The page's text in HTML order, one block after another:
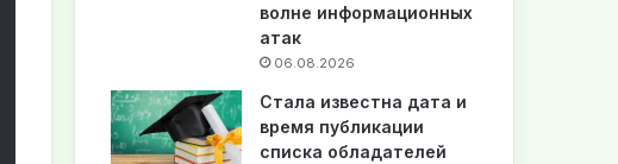
волне информационных
атак
06.08.2026
Стала известна дата и
время публикации
списка обладателей